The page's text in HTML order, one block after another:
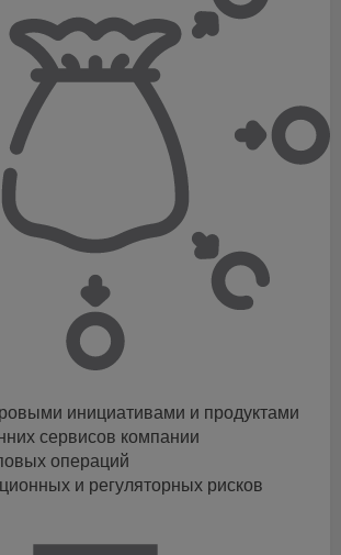
инициативами и продуктами
сервисов компании
операций
и регуляторных рисков